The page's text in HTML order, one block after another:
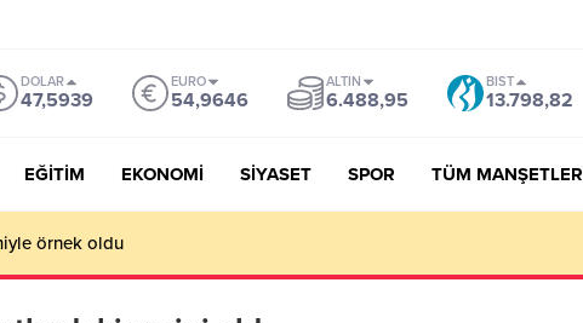
DOLAR
47,5939
EURO
54,9646
ALTIN
6.488,95
BIST
13.798,82
EĞİTİM EKONOMİ SİYASET SPOR TÜM MANŞETLER
örnek oldu